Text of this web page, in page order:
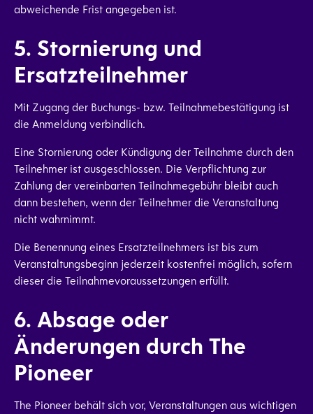
abweichende Frist angegeben ist.
5. Stornierung und
Ersatzteilnehmer
Mit Zugang der Buchungs- bzw. Teilnahmebestätigung ist
die Anmeldung verbindlich.
Eine Stornierung oder Kündigung der Teilnahme durch den
Teilnehmer ist ausgeschlossen. Die Verpflichtung zur
Zahlung der vereinbarten Teilnahmegebühr bleibt auch
dann bestehen, wenn der Teilnehmer die Veranstaltung
nicht wahrnimmt.
Die Benennung eines Ersatzteilnehmers ist bis zum
Veranstaltungsbeginn jederzeit kostenfrei möglich, sofern
dieser die Teilnahmevoraussetzungen erfüllt.
6. Absage oder
Änderungen durch The
Pioneer
The Pioneer behält sich vor, Veranstaltungen aus wichtigen